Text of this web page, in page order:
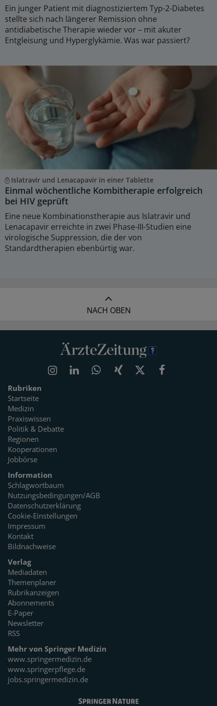
Ein junger Patient mit diagnostiziertem Typ-2-Diabetes
stellte sich nach längerer Remission ohne
antidiabetische Therapie wieder vor – mit akuter
Entgleisung und Hyperglykämie. Was war passiert?
Islatravir und Lenacapavir in einer Tablette
Einmal wöchentliche Kombitherapie erfolgreich
bei HIV geprüft
Eine neue Kombinationstherapie aus Islatravir und
Lenacapavir erreichte in zwei Phase-III-Studien eine
virologische Suppression, die der von
Standardtherapien ebenbürtig war.
NACH OBEN
Rubriken
Startseite
Medizin
Praxiswissen
Politik & Debatte
Regionen
Kooperationen
Jobbörse
Information
Schlagwortbaum
Nutzungsbedingungen/AGB
Datenschutzerklärung
Cookie-Einstellungen
Impressum
Kontakt
Bildnachweise
Verlag
Mediadaten
Themenplaner
Rubrikanzeigen
Abonnements
E-Paper
Newsletter
RSS
Mehr von Springer Medizin
www.springermedizin.de
www.springerpflege.de
jobs.springermedizin.de